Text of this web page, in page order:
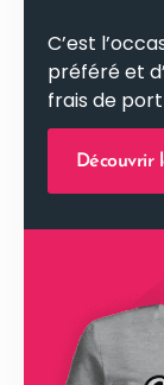
C’est
préféré et
frais de
Découvrir